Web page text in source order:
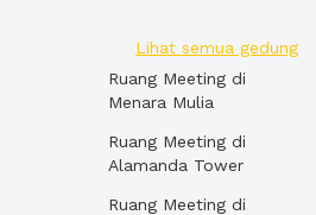
Lihat semua gedung
Ruang Meeting di
Menara Mulia
Ruang Meeting di
Alamanda Tower
Ruang Meeting di